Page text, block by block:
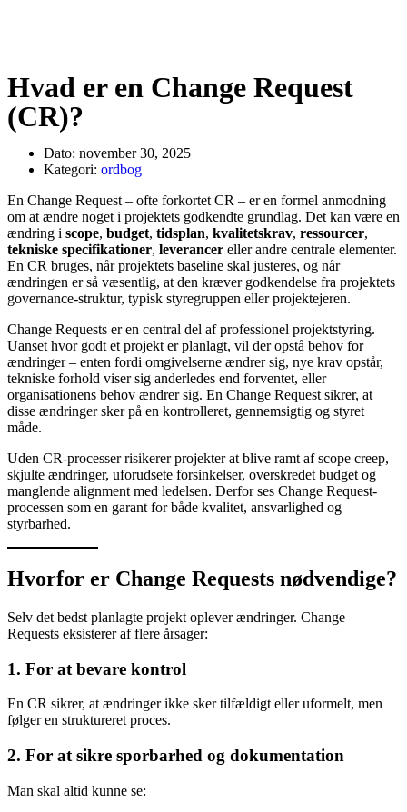
Hvad er en Change Request
(CR)?
Dato: november 30, 2025
Kategori: ordbog
En Change Request – ofte forkortet CR – er en formel anmodning
om at ændre noget i projektets godkendte grundlag. Det kan være en
ændring i scope, budget, tidsplan, kvalitetskrav, ressourcer,
tekniske specifikationer, leverancer eller andre centrale elementer.
En CR bruges, når projektets baseline skal justeres, og når
ændringen er så væsentlig, at den kræver godkendelse fra projektets
governance-struktur, typisk styregruppen eller projektejeren.
Change Requests er en central del af professionel projektstyring.
Uanset hvor godt et projekt er planlagt, vil der opstå behov for
ændringer – enten fordi omgivelserne ændrer sig, nye krav opstår,
tekniske forhold viser sig anderledes end forventet, eller
organisationens behov ændrer sig. En Change Request sikrer, at
disse ændringer sker på en kontrolleret, gennemsigtig og styret
måde.
Uden CR-processer risikerer projekter at blive ramt af scope creep,
skjulte ændringer, uforudsete forsinkelser, overskredet budget og
manglende alignment med ledelsen. Derfor ses Change Request-
processen som en garant for både kvalitet, ansvarlighed og
styrbarhed.
Hvorfor er Change Requests nødvendige?
Selv det bedst planlagte projekt oplever ændringer. Change
Requests eksisterer af flere årsager:
1. For at bevare kontrol
En CR sikrer, at ændringer ikke sker tilfældigt eller uformelt, men
følger en struktureret proces.
2. For at sikre sporbarhed og dokumentation
Man skal altid kunne se: